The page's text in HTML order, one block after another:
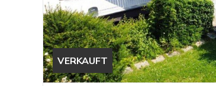
VERKAUFT